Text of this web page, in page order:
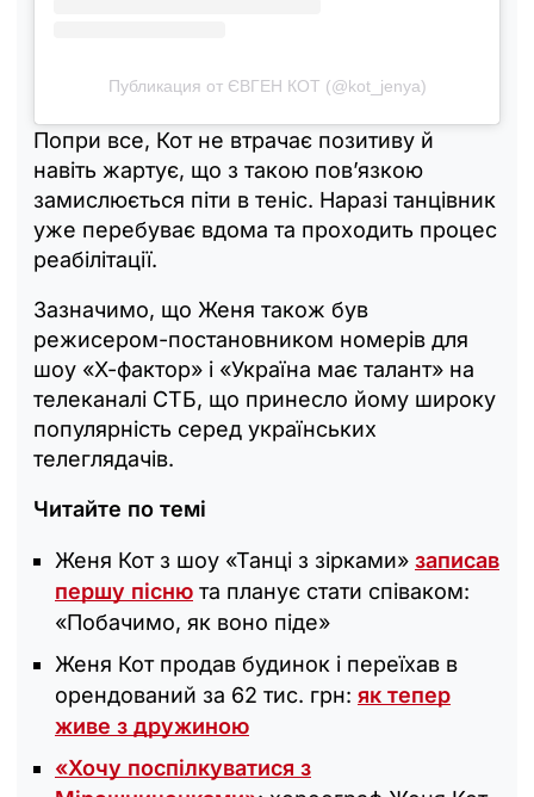
Публикация от ЄВГЕН КОТ (@kot_jenya)
Попри все, Кот не втрачає позитиву й
навіть жартує, що з такою пов’язкою
замислюється піти в теніс. Наразі танцівник
уже перебуває вдома та проходить процес
реабілітації.
Зазначимо, що Женя також був
режисером-постановником номерів для
шоу «Х-фактор» і «Україна має талант» на
телеканалі СТБ, що принесло йому широку
популярність серед українських
телеглядачів.
Читайте по темі
Женя Кот з шоу «‎Танці з зірками» записав
першу пісню та планує стати співаком:
«‎Побачимо, як воно піде»
Женя Кот продав будинок і переїхав в
орендований за 62 тис. грн: як тепер
живе з дружиною
«Хочу поспілкуватися з